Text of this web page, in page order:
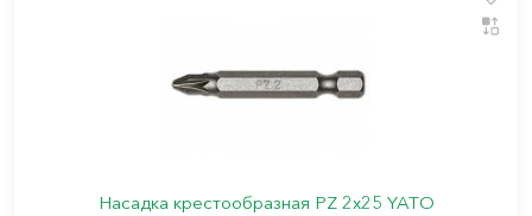
Насадка крестообразная PZ 2х25 YATO